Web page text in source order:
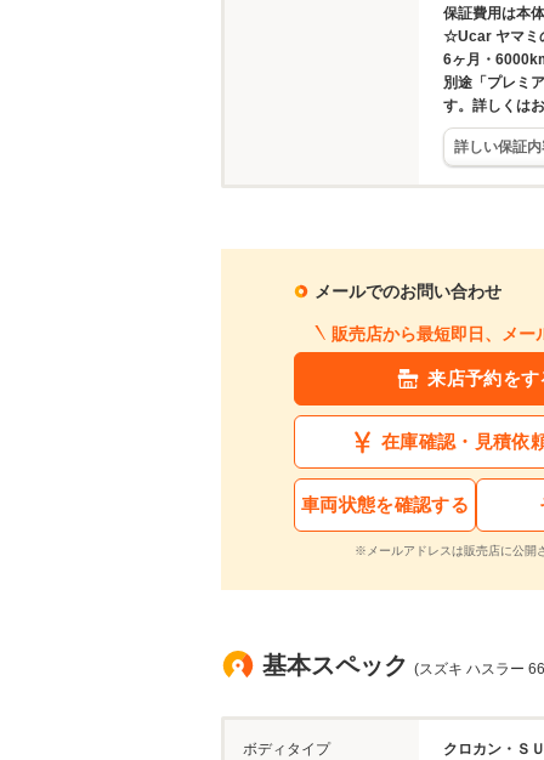
保証費用は本
☆Ucar ヤマミ
6ヶ月・
別途「プレミ
す。詳しくは
詳しい保証
メールでのお問い合わせ
販売店から最短即日、メー
来店予約をす
在庫確認・見積依
車両状態を確認する
※メールアドレスは販売店に公開
基本スペック (スズキ ハスラー
ボディタイプ クロカン・Ｓ